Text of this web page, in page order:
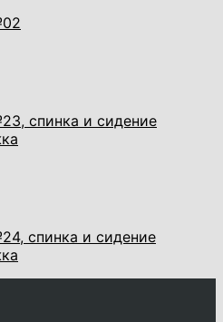
спинка и сидение
спинка и сидение